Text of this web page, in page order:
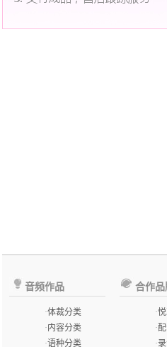
音频作品
·体裁分类
· 内容分类
·语种分类
合作品
·
·
·